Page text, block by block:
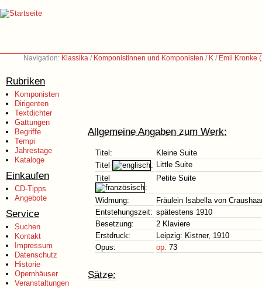
Navigation: Klassika / Komponistinnen und Komponisten / K / Emil Kronke
Rubriken
Komponisten
Dirigenten
Textdichter
Gattungen
Begriffe
Tempi
Jahrestage
Kataloge
Einkaufen
CD-Tipps
Angebote
Service
Suchen
Kontakt
Impressum
Datenschutz
Historie
Opernhäuser
Veranstaltungen
Allgemeine Angaben zum Werk:
Titel:
Kleine Suite
Titel
: Little Suite
Titel
:
Petite Suite
Widmung:
Fräulein Isabella von
Entstehungszeit: spätestens 1910
Besetzung:
2 Klaviere
Erstdruck:
Leipzig: Kistner, 1910
Opus:
op. 73
Sätze: